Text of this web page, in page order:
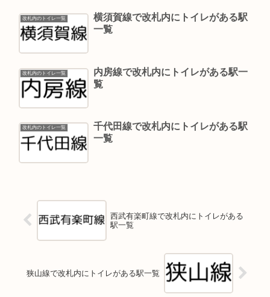
改札内のトイレ一覧
横須賀線で改札内にトイレがある駅
一覧
改札内のトイレ一覧
内房線で改札内にトイレがある駅一
覧
改札内のトイレ一覧
千代田線で改札内にトイレがある駅
一覧
西武有楽町線で改札内にトイレがある
駅一覧
狭山線で改札内にトイレがある駅一覧